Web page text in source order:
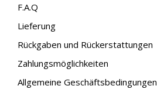
in
windowwindow
F.A.Q
Lieferung
Rückgaben und Rückerstattungen
Zahlungsmöglichkeiten
Allgemeine Geschäftsbedingungen